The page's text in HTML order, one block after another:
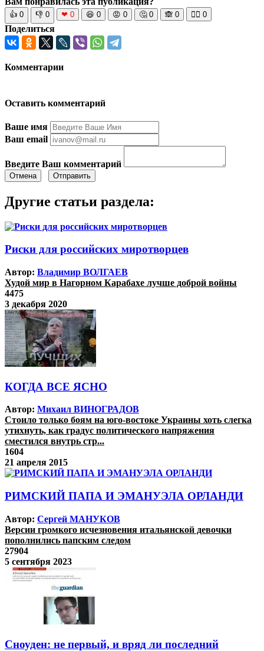
👍 0 👎 0 ❤ 0 😆 0 😡 0 🤔 0 🙈 0 🧘‍♀️ 0
Поделиться
Комментарии
Оставить комментарий
Ваше имя
Ваш email
Введите Ваш комментарий
Отмена Отправить
Другие статьи раздела:
Риски для российских миротворцев
Автор: Владимир ВОЛГАЕВ
Худой мир в Нагорном Карабахе лучше доброй войны
4475
3 декабря 2020
КОГДА ВСЕ ЯСНО
Автор: Михаил ВИНОГРАДОВ
Стоило только боям на юго-востоке Украины хоть слегка
утихнуть, как градус политического напряжения
сместился внутрь стр...
1604
21 апреля 2015
РИМСКИЙ ПАПА И ЭМАНУЭЛА ОРЛАНДИ
Автор: Сергей МАНУКОВ
Версии громкого исчезновения итальянской девочки
пополнились папским следом
27904
5 сентября 2023
Сноуден: не первый, и вряд ли последний